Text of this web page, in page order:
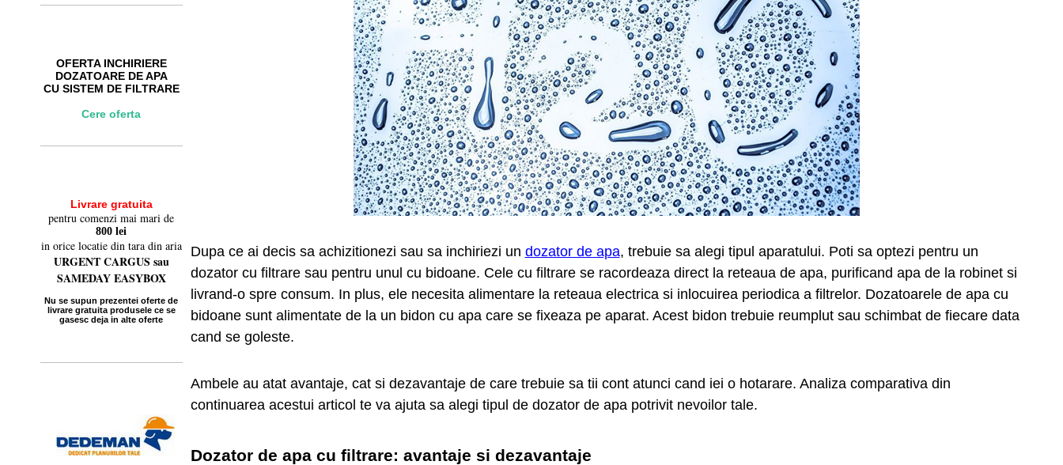
OFERTA INCHIRIERE
DOZATOARE DE APA
CU SISTEM DE FILTRARE
Cere oferta
Livrare gratuita
pentru comenzi mai mari de
800 lei
in orice locatie din tara din aria
URGENT CARGUS sau
SAMEDAY EASYBOX
Nu se supun prezentei oferte de
livrare gratuita produsele ce se
gasesc deja in alte oferte
Dupa ce ai decis sa achizitionezi sau sa inchiriezi un dozator de apa, trebuie sa alegi tipul aparatului. Poti sa optezi pentru un
dozator cu filtrare sau pentru unul cu bidoane. Cele cu filtrare se racordeaza direct la reteaua de apa, purificand apa de la robinet si
livrand-o spre consum. In plus, ele necesita alimentare la reteaua electrica si inlocuirea periodica a filtrelor. Dozatoarele de apa cu
bidoane sunt alimentate de la un bidon cu apa care se fixeaza pe aparat. Acest bidon trebuie reumplut sau schimbat de fiecare data
cand se goleste.
Ambele au atat avantaje, cat si dezavantaje de care trebuie sa tii cont atunci cand iei o hotarare. Analiza comparativa din
continuarea acestui articol te va ajuta sa alegi tipul de dozator de apa potrivit nevoilor tale.
Dozator de apa cu filtrare: avantaje si dezavantaje